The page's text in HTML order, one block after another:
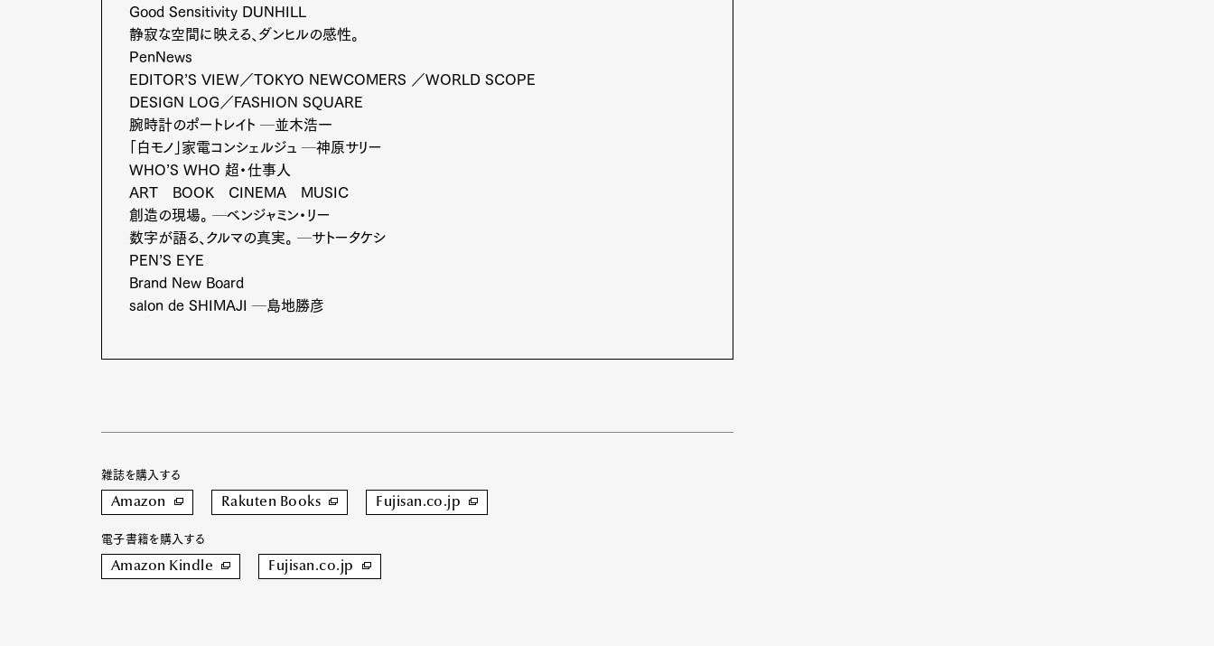
Good Sensitivity DUNHILL
静寂な空間に映える、ダンヒルの感性。
PenNews
EDITOR’S VIEW／TOKYO NEWCOMERS ／WORLD SCOPE
DESIGN LOG／FASHION SQUARE
腕時計のポートレイト ─並木浩一
「白モノ」家電コンシェルジュ ─神原サリー
WHO’S WHO 超・仕事人
ART BOOK CINEMA MUSIC
創造の現場。 ─ベンジャミン・リー
数字が語る、クルマの真実。 ─サトータケシ
PEN’S EYE
Brand New Board
salon de SHIMAJI ─島地勝彦
雑誌を購入する
Amazon Rakuten Books Fujisan.co.jp
電子書籍を購入する
Amazon Kindle Fujisan.co.jp